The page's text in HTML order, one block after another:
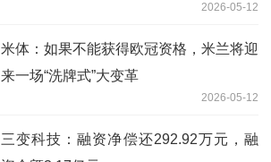
2026-05-12
米体：如果不能获得欧冠资格，米兰将迎
来一场“洗牌式”大变革
2026-05-12
三变科技：融资净偿还292.92万元，融